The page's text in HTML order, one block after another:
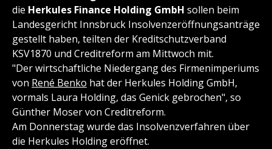
die Herkules Finance Holding GmbH sollen beim
Landesgericht Innsbruck Insolvenzeröffnungsanträge
gestellt haben, teilten der Kreditschutzverband
KSV1870 und Creditreform am Mittwoch mit.
"Der wirtschaftliche Niedergang des Firmenimperiums
von René Benko hat der Herkules Holding GmbH,
vormals Laura Holding, das Genick gebrochen", so
Günther Moser von Creditreform.
Am Donnerstag wurde das Insolvenzverfahren über
die Herkules Holding eröffnet.